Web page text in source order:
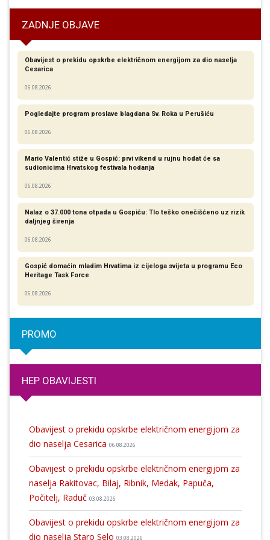
ZADNJE OBJAVE
Obavijest o prekidu opskrbe električnom energijom za dio naselja
Cesarica
06.08.2026
Pogledajte program proslave blagdana Sv. Roka u Perušiću
06.08.2026
Mario Valentić stiže u Gospić: prvi vikend u rujnu hodat će sa
sudionicima Hrvatskog festivala hodanja
06.08.2026
Nalaz o 37.000 tona otpada u Gospiću: Tlo teško onečišćeno uz rizik
daljnjeg širenja
06.08.2026
Gospić domaćin mladim Hrvatima iz cijeloga svijeta u programu Eco
Heritage Task Force
06.08.2026
PROMO
HEP OBAVIJESTI
Obavijest o prekidu opskrbe električnom energijom za
dio naselja Cesarica 06.08.2026
Obavijest o prekidu opskrbe električnom energijom za
naselja Rakitovac, Bilaj, Ribnik, Medak, Papuča,
Počitelj, Raduč 03.08.2026
Obavijest o prekidu opskrbe električnom energijom za
dio naselja Staro Selo 03.08.2026